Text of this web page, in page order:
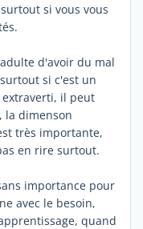
si vous vous
d'avoir du mal
si c'est un
il peut
la dimenson
très importante,
en rire surtout.
importance pour
avec le besoin,
quand